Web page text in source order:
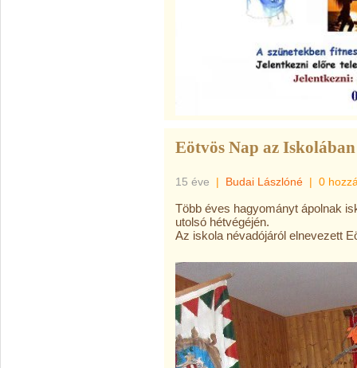
Eötvös Nap az Iskolában
15 éve | Budai Lászlóné | 0
Több éves hagyományt ápolnak
utolsó hétvégéjén.
Az iskola névadójáról elnevezett